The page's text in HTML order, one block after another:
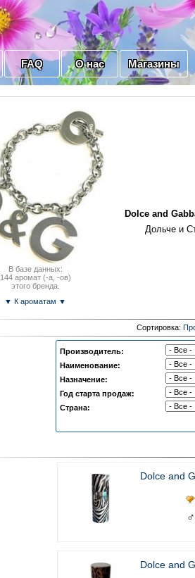
FAQ О нас Магазины
В базе данных:
144аромат (-a, -ов)
этого бренда.
▼ К ароматам ▼
Dolce and
Дольче и
Сортировка:
Производитель:
Наименование:
Назначение:
Год старта продаж:
Страна:
Dolce and
♂
Dolce and